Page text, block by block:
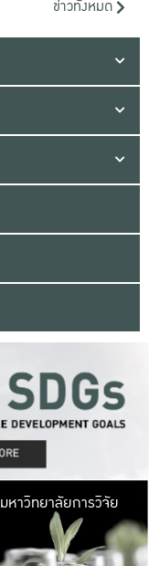
ข่าวทั้งหมด
มหาวิ
มีพื้นที่เขียวสดใส
เป็นป่าในเมือง เกษต
มหาวิทยาลัยการวิจัย